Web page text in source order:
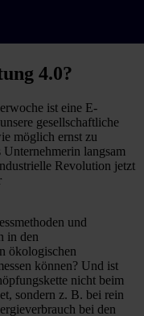
4.0?
ist eine E-
gesellschaftliche
möglich ernst zu
langsam
Revolution jetzt
und
in den
ökologischen
können? Und ist
nicht beim
sondern z. B. bei rein
bei den